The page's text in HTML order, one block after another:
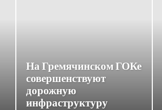
На Гремячинском ГОКе
совершенствуют
дорожную
инфраструктуру